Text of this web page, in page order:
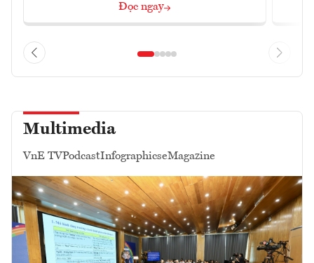
Đọc ngay
Multimedia
VnE TVPodcastInfographicseMagazine